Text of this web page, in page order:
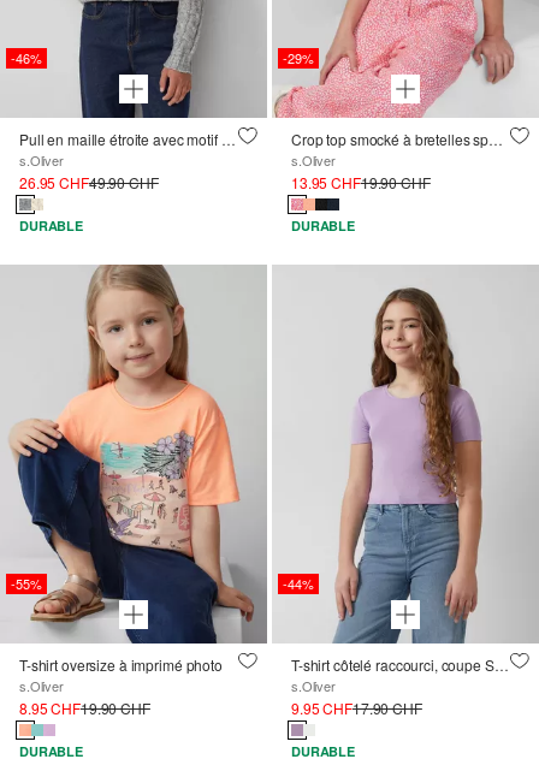
-46%
Pull en maille étroite avec motif en tricot câblé et col montant
s.Oliver
26.95 CHF49.90 CHF
DURABLE
-29%
Crop top smocké à bretelles spaghetti amovibles
s.Oliver
13.95 CHF19.90 CHF
DURABLE
-55%
T-shirt oversize à imprimé photo
s.Oliver
8.95 CHF19.90 CHF
DURABLE
-44%
T-shirt côtelé raccourci, coupe Slim Fit
s.Oliver
9.95 CHF17.90 CHF
DURABLE